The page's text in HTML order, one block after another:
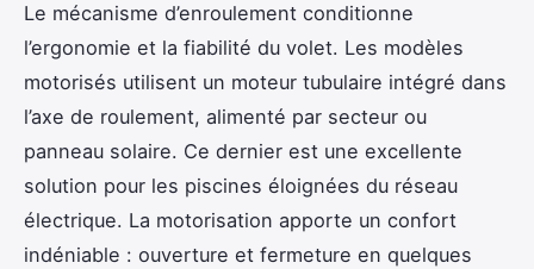
Le mécanisme d’enroulement conditionne
l’ergonomie et la fiabilité du volet. Les modèles
motorisés utilisent un moteur tubulaire intégré dans
l’axe de roulement, alimenté par secteur ou
panneau solaire. Ce dernier est une excellente
solution pour les piscines éloignées du réseau
électrique. La motorisation apporte un confort
indéniable : ouverture et fermeture en quelques